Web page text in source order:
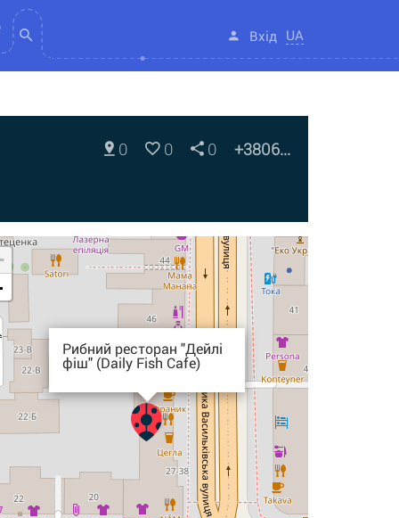
Вхід UA
0 0 0 +3806...
Рибний ресторан "Дейлі
фіш" (Daily Fish Cafe)